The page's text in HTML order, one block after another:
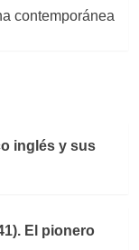
contemporánea
inglés y sus
El pionero